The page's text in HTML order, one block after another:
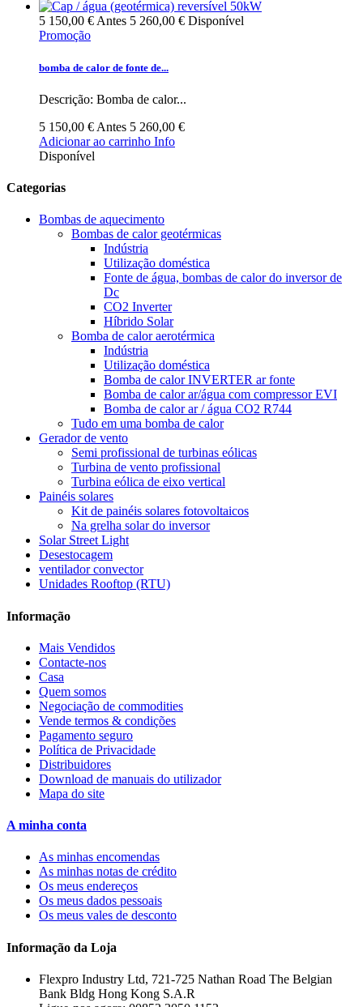
5 150,00 € Antes 5 260,00 € Disponível
Promoção
bomba de calor de fonte de...
Descrição: Bomba de calor...
5 150,00 € Antes 5 260,00 €
Adicionar ao carrinho Info
Disponível
Categorias
Bombas de aquecimento
Bombas de calor geotérmicas
Indústria
Utilização doméstica
Fonte de água, bombas de calor do inversor de
Dc
CO2 Inverter
Híbrido Solar
Bomba de calor aerotérmica
Indústria
Utilização doméstica
Bomba de calor INVERTER ar fonte
Bomba de calor ar/água com compressor EVI
Bomba de calor ar / água CO2 R744
Tudo em uma bomba de calor
Gerador de vento
Semi profissional de turbinas eólicas
Turbina de vento profissional
Turbina eólica de eixo vertical
Painéis solares
Kit de painéis solares fotovoltaicos
Na grelha solar do inversor
Solar Street Light
Desestocagem
ventilador convector
Unidades Rooftop (RTU)
Informação
Mais Vendidos
Contacte-nos
Casa
Quem somos
Negociação de commodities
Vende termos & condições
Pagamento seguro
Política de Privacidade
Distribuidores
Download de manuais do utilizador
Mapa do site
A minha conta
As minhas encomendas
As minhas notas de crédito
Os meus endereços
Os meus dados pessoais
Os meus vales de desconto
Informação da Loja
Flexpro Industry Ltd, 721-725 Nathan Road The Belgian
Bank Bldg Hong Kong S.A.R